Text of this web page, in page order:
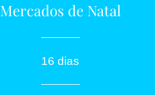
Mercados de Natal
16 dias